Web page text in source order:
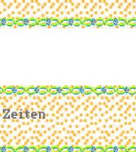
Zeiten